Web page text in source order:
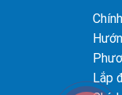
Lắp